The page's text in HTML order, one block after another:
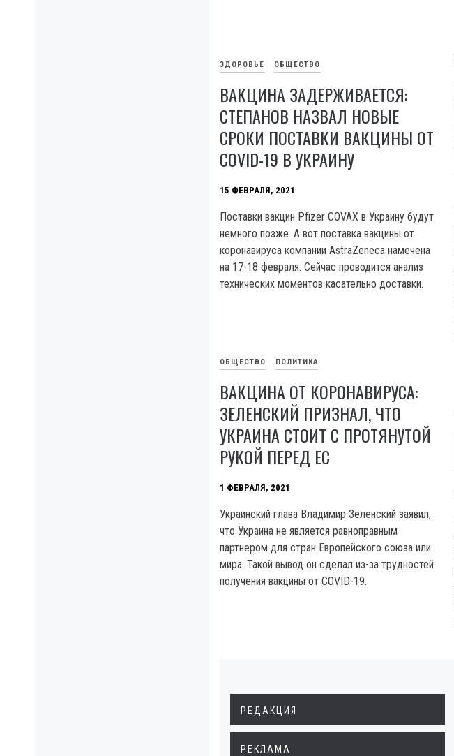
ЗДОРОВЬЕ ОБЩЕСТВО
ВАКЦИНА ЗАДЕРЖИВАЕТСЯ:
СТЕПАНОВ НАЗВАЛ НОВЫЕ
СРОКИ ПОСТАВКИ ВАКЦИНЫ ОТ
COVID-19 В УКРАИНУ
15 ФЕВРАЛЯ, 2021
Поставки вакцин Pfizer COVAX в Украину будут
немного позже. А вот поставка вакцины от
коронавируса компании AstraZeneca намечена
на 17-18 февраля. Сейчас проводится анализ
технических моментов касательно доставки.
ОБЩЕСТВО ПОЛИТИКА
ВАКЦИНА ОТ КОРОНАВИРУСА:
ЗЕЛЕНСКИЙ ПРИЗНАЛ, ЧТО
УКРАИНА СТОИТ С ПРОТЯНУТОЙ
РУКОЙ ПЕРЕД ЕС
1 ФЕВРАЛЯ, 2021
Украинский глава Владимир Зеленский заявил,
что Украина не является равноправным
партнером для стран Европейского союза или
мира. Такой вывод он сделал из-за трудностей
получения вакцины от COVID-19.
РЕДАКЦИЯ
РЕКЛАМА